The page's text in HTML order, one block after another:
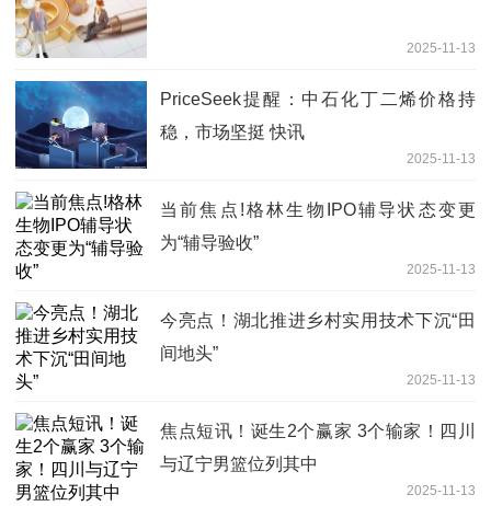
2025-11-13
PriceSeek提醒：中石化丁二烯价格持
稳，市场坚挺 快讯
2025-11-13
当前焦点!格林生物IPO辅导状态变更
为“辅导验收”
2025-11-13
今亮点！湖北推进乡村实用技术下沉“田
间地头”
2025-11-13
焦点短讯！诞生2个赢家 3个输家！四川
与辽宁男篮位列其中
2025-11-13